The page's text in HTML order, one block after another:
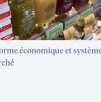
économique et